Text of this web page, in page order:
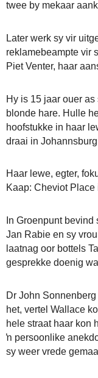
twee by mekaar
Later werk sy vir
reklamebeampte vir
Piet Venter, haar
Hy is 15 jaar ouer
blonde hare. Hulle
hoofstukke in haar
draai in
Haar lewe, egter,
Kaap: Cheviot
In Groenpunt
Jan Rabie en sy
laatnag oor bottels
gesprekke doenig
Dr John
het, vertel Wallace
hele straat haar kon
ŉ persoonlike
sy weer vrede